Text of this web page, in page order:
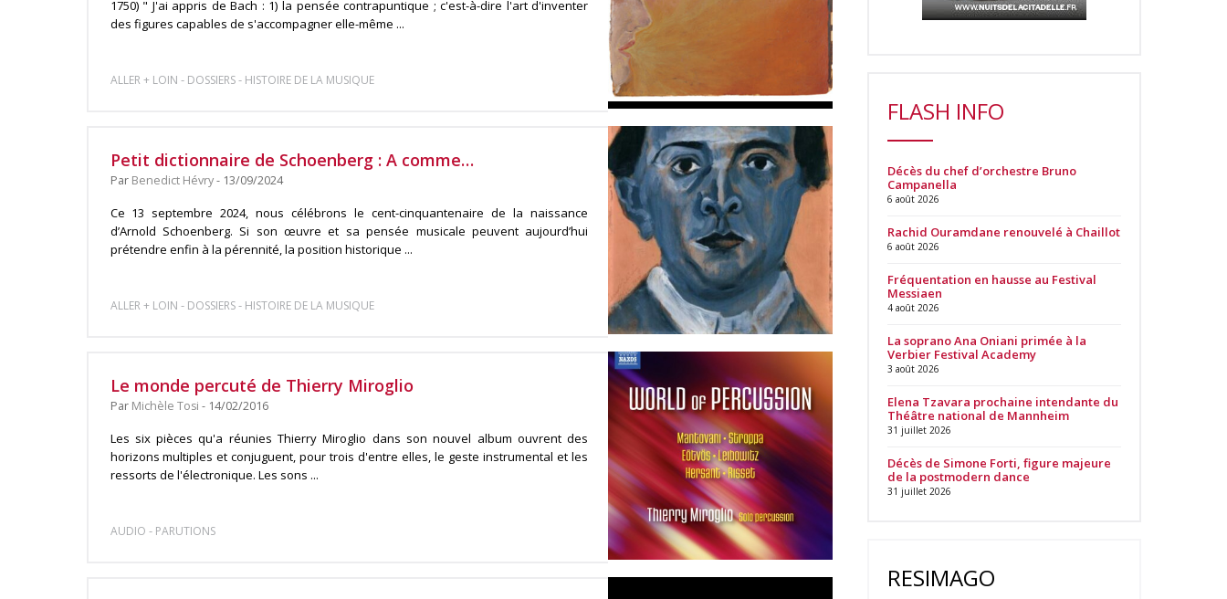
1750) " J'ai appris de Bach : 1) la pensée contrapuntique ; c'est-à-dire l'art d'inventer
des figures capables de s'accompagner elle-même ...
ALLER + LOIN - DOSSIERS- HISTOIRE DE LA MUSIQUE
Petit dictionnaire de Schoenberg : A comme…
Par Benedict Hévry- 13/09/2024
Ce 13 septembre 2024, nous célébrons le cent-cinquantenaire de la naissance
d’Arnold Schoenberg. Si son œuvre et sa pensée musicale peuvent aujourd’hui
prétendre enfin à la pérennité, la position historique ...
ALLER + LOIN - DOSSIERS- HISTOIRE DE LA MUSIQUE
Le monde percuté de Thierry Miroglio
Par Michèle Tosi - 14/02/2016
Les six pièces qu'a réunies Thierry Miroglio dans son nouvel album ouvrent des
horizons multiples et conjuguent, pour trois d'entre elles, le geste instrumental et les
ressorts de l'électronique. Les sons ...
AUDIO - PARUTIONS
FLASH INFO
Décès du chef d’orchestre Bruno
Campanella
6 août 2026
Rachid Ouramdane renouvelé à Chaillot
6 août 2026
Fréquentation en hausse au Festival
Messiaen
4 août 2026
La soprano Ana Oniani primée à la
Verbier Festival Academy
3 août 2026
Elena Tzavara prochaine intendante du
Théâtre national de Mannheim
31 juillet 2026
Décès de Simone Forti, figure majeure
de la postmodern dance
31 juillet 2026
RESIMAGO